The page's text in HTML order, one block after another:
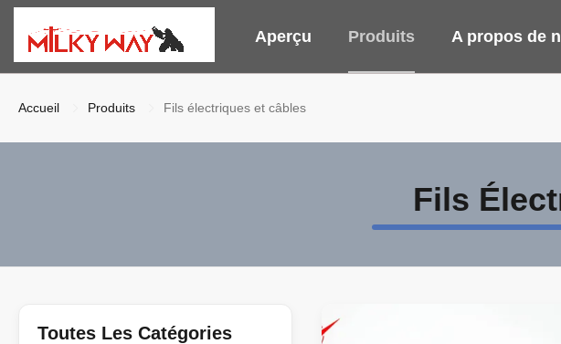
Aperçu Produits A propos de
Accueil Produits Fils électriques et câbles
Fils
Toutes Les Catégories